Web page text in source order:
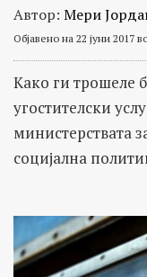
Автор: Мери
Објавено на 22 јуни 2017
Kако ги трошеле
угостителски
министерствата
социјална